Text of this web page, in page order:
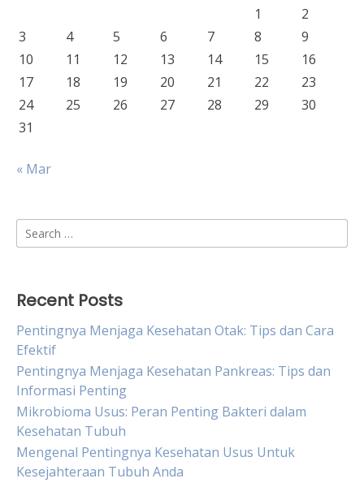
1
2
3
4 5 6 7 8
9
10
11 12 13 14 15
16
17
18 19 20 21 22
23
24
25 26 27 28 29
30
31
« Mar
Search
for:
Recent Posts
Pentingnya Menjaga Kesehatan Otak: Tips dan Cara
Efektif
Pentingnya Menjaga Kesehatan Pankreas: Tips dan
Informasi Penting
Mikrobioma Usus: Peran Penting Bakteri dalam
Kesehatan Tubuh
Mengenal Pentingnya Kesehatan Usus Untuk
Kesejahteraan Tubuh Anda